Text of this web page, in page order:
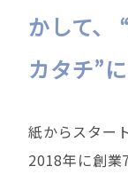
かして、
カタチ”に
紙からスター
2018年に創業